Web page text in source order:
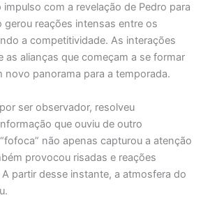
com a revelação de Pedro para
gerou reações intensas entre os
a competitividade. As interações
as alianças que começam a se formar
novo panorama para a temporada.
ser observador, resolveu
que ouviu de outro
não apenas capturou a atenção
provocou risadas e reações
partir desse instante, a atmosfera do